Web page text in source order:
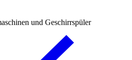
und Geschirrspüler